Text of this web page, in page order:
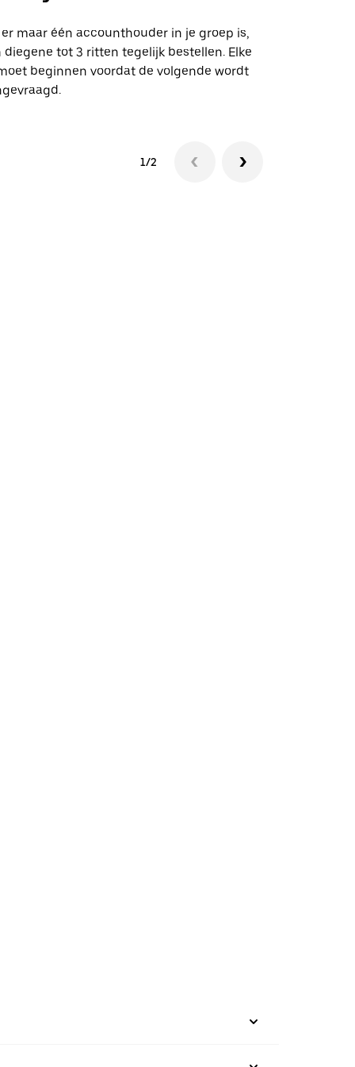
maar één accounthouder in je groep is,
diegene tot 3 ritten tegelijk bestellen. Elke
beginnen voordat de volgende wordt
1/2